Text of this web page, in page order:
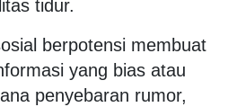
tidur.
berpotensi membuat
yang bias atau
penyebaran rumor,